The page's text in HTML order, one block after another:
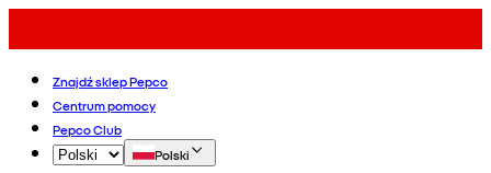
Znajdź sklep Pepco
Centrum pomocy
Pepco Club
Polski